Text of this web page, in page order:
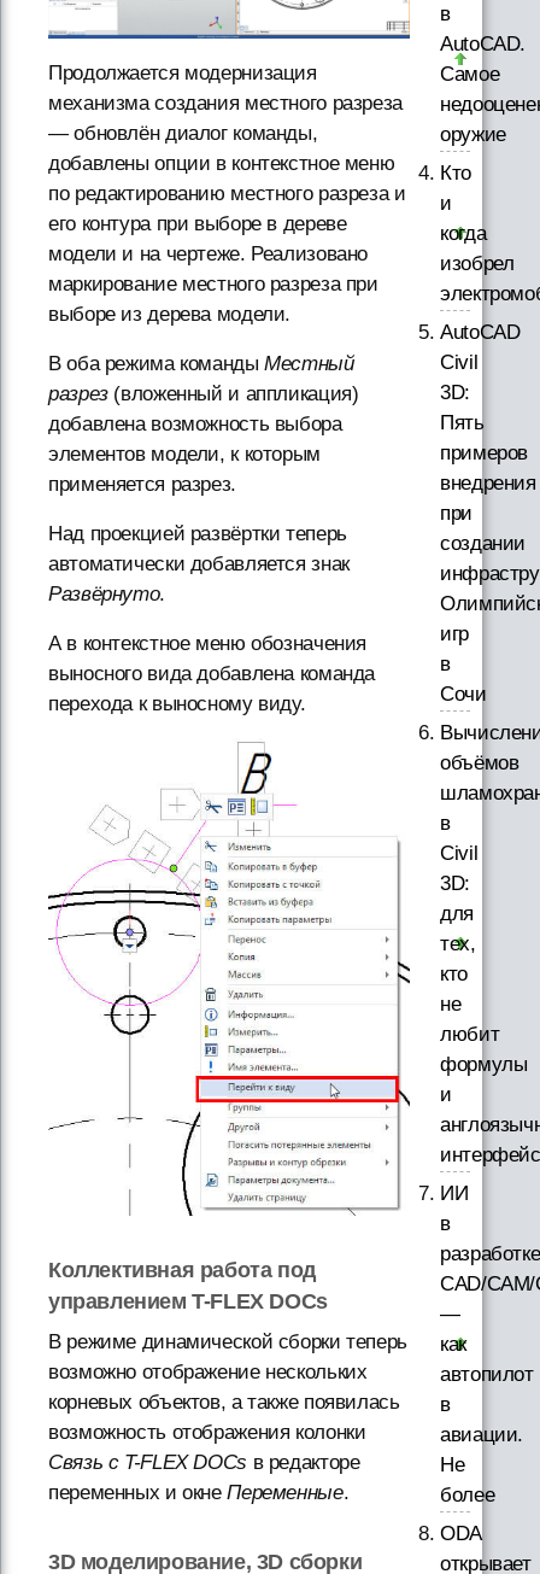
Продолжается модернизация
механизма создания местного разреза
— обновлён диалог команды,
добавлены опции в контекстное меню
по редактированию местного разреза и
его контура при выборе в дереве
модели и на чертеже. Реализовано
маркирование местного разреза при
выборе из дерева модели.
В оба режима командыМестный
разрез(вложенный и аппликация)
добавлена возможность выбора
элементов модели, к которым
применяется разрез.
Над проекцией развёртки теперь
автоматически добавляется знак
Развёрнуто.
А в контекстное меню обозначения
выносного вида добавлена команда
перехода к выносному виду.
Коллективная работа под
управлением T-FLEX DOCs
В режиме динамической сборки теперь
возможно отображение нескольких
корневых объектов, а также появилась
возможность отображения колонки
Связь с T-FLEX DOCs в редакторе
переменных и окнеПеременные.
3D моделирование, 3D сборки
в
AutoCAD.
Самое
оружие
Кто
и
когда
изобрел
AutoCAD
Civil
3D:
Пять
примеров
внедрения
при
создании
игр
в
Сочи
объёмов
в
Civil
3D:
для
тех,
кто
не
любит
формулы
и
ИИ
в
разработке
CAD/
—
как
автопилот
в
авиации.
Не
более
ODA
открывает